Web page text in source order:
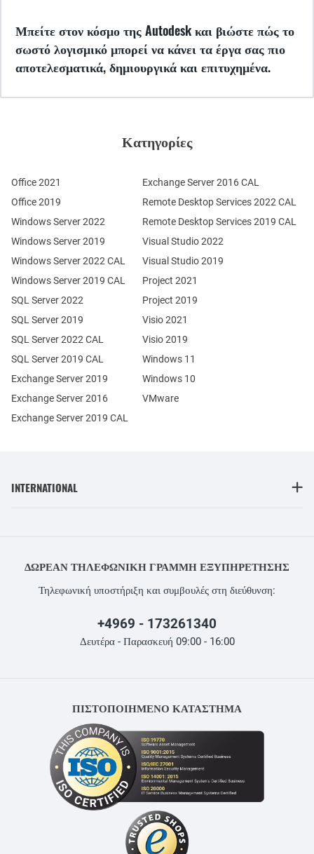
Μπείτε στον κόσμο της Autodesk και βιώστε πώς το
σωστό λογισμικό μπορεί να κάνει τα έργα σας πιο
αποτελεσματικά, δημιουργικά και επιτυχημένα.
Κατηγορίες
Office 2021
Office 2019
Windows Server 2022
Windows Server 2019
Exchange Server 2019
Exchange Server 2016
SQL Server 2022
SQL Server 2019
Windows Server 2022 CAL
Windows Server 2019 CAL
SQL Server 2022 CAL
SQL Server 2019 CAL
Remote Desktop Services 2022 CAL
Remote Desktop Services 2019 CAL
Exchange Server 2019 CAL
Exchange Server 2016 CAL
Visual Studio 2022
Visual Studio 2019
Project 2021
Project 2019
Visio 2021
Visio 2019
Windows 11
Windows 10
VMware
INTERNATIONAL
ΔΩΡΕΆΝ ΤΗΛΕΦΩΝΙΚΉ ΓΡΑΜΜΉ ΕΞΥΠΗΡΈΤΗΣΗΣ
Τηλεφωνική υποστήριξη και συμβουλές στη διεύθυνση:
+4969 - 173261340
Δευτέρα - Παρασκευή 09:00 - 16:00
ΠΙΣΤΟΠΟΙΗΜΕΝΟ ΚΑΤΑΣΤΗΜΑ